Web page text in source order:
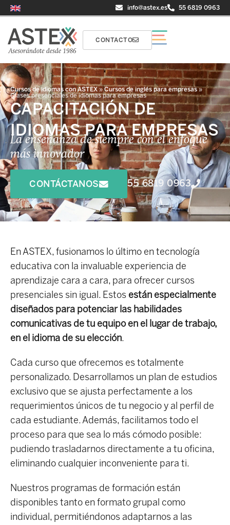
info@astex.es 55 6819 0963
CONTACTO
CAPACITACIÓN DE
IDIOMAS PARA EMPRESAS
La enseñanza de siempre con el enfoque
más innovador
CONTÁCTANOS 55 6819 0963
Cursos de idiomas con ASTEX »Cursos de inglés para empresas»
Clases presenciales de idiomas para empresas
En ASTEX, fusionamos lo último en tecnología
educativa con la invaluable experiencia de
aprendizaje cara a cara, para ofrecer cursos
presenciales sin igual. Estos están especialmente
diseñados para potenciar las habilidades
comunicativas de tu equipo en el lugar de trabajo,
en el idioma de su elección.
Cada curso que ofrecemos es totalmente
personalizado. Desarrollamos un plan de estudios
exclusivo que se ajusta perfectamente a los
requerimientos únicos de tu negocio y al perfil de
cada estudiante. Además, facilitamos todo el
proceso para que sea lo más cómodo posible:
pudiendo trasladarnos directamente a tu oficina,
eliminando cualquier inconveniente para ti.
Nuestros programas de formación están
disponibles tanto en formato grupal como
individual, permitiéndonos adaptarnos a las